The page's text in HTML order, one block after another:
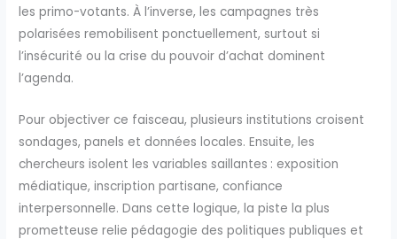
les primo-votants. À l’inverse, les campagnes très
polarisées remobilisent ponctuellement, surtout si
l’insécurité ou la crise du pouvoir d’achat dominent
l’agenda.
Pour objectiver ce faisceau, plusieurs institutions croisent
sondages, panels et données locales. Ensuite, les
chercheurs isolent les variables saillantes : exposition
médiatique, inscription partisane, confiance
interpersonnelle. Dans cette logique, la piste la plus
prometteuse relie pédagogie des politiques publiques et